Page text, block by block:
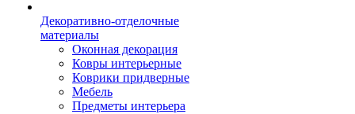
Декоративно-отделочные
материалы
Оконная декорация
Ковры интерьерные
Коврики придверные
Мебель
Предметы интерьера